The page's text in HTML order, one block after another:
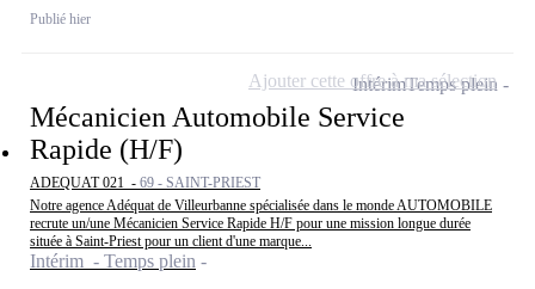
Publié hier
Mécanicien Automobile Service
Rapide (H/F)
ADEQUAT 021 - 69 - SAINT-PRIEST
Notre agence Adéquat de Villeurbanne spécialisée dans le monde AUTOMOBILE
recrute un/une Mécanicien Service Rapide H/F pour une mission longue durée
située à Saint-Priest pour un client d'une marque...
Intérim - Temps plein
IntérimTemps plein
Ajouter cette offre à ma sélection